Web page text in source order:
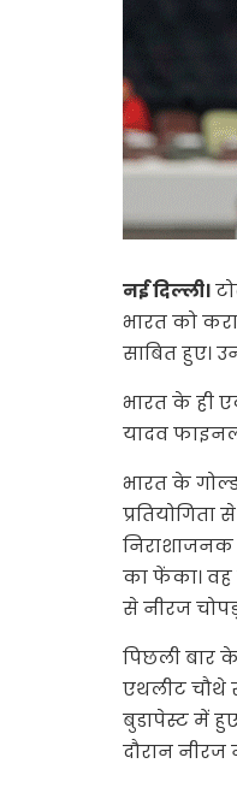
नई दिल्ली।
भारत को
साबित हुए।
भारत के ही
यादव
भारत के
निराशाजनक
का फेंका। वह
से नीरज
पिछली बार
एथलीट चौथे
बुडापेस्ट में
दौरान